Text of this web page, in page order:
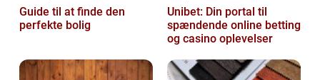
Guide til at finde den
perfekte bolig
Unibet: Din portal til
spændende online betting
og casino oplevelser